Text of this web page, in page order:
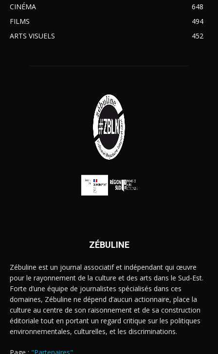
CINÉMA
648
FILMS
494
ARTS VISUELS
452
ZÉBULINE
Zébuline est un journal associatif et indépendant qui œuvre
pour le rayonnement de la culture et des arts dans le Sud-Est.
Forte d’une équipe de journalistes spécialisés dans ces
domaines, Zébuline ne dépend d’aucun actionnaire, place la
culture au centre de son raisonnement et de sa construction
éditoriale tout en portant un regard critique sur les politiques
environnementales, culturelles, et les discriminations.